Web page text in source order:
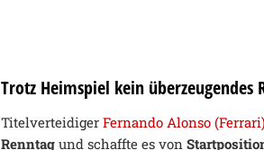
Trotz Heimspiel kein
TitelverteidigerFernando Alonso
Renntagund schaffte es von